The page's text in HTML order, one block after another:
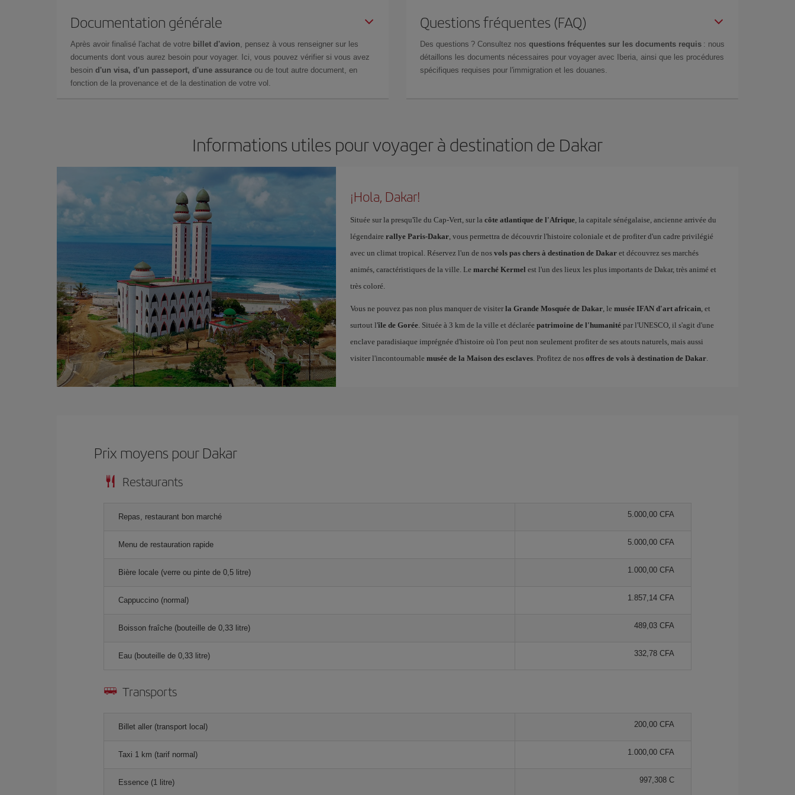
Documentation générale
Après avoir finalisé l'achat de votre billet d'avion, pensez à vous renseigner sur les
documents dont vous aurez besoin pour voyager. Ici, vous pouvez vérifier si vous avez
besoin d'un visa, d'un passeport, d'une assurance ou de tout autre document, en
fonction de la provenance et de la destination de votre vol.
Questions fréquentes (FAQ)
Des questions ? Consultez nos questions fréquentes sur les documents requis : nous
détaillons les documents nécessaires pour voyager avec Iberia, ainsi que les procédures
spécifiques requises pour l'immigration et les douanes.
Informations utiles pour voyager à destination de Dakar
¡Hola, Dakar!
Située sur la presqu'île du Cap-Vert, sur la côte atlantique de l'Afrique, la capitale sénégalaise, ancienne arrivée du
légendaire rallye Paris-Dakar, vous permettra de découvrir l'histoire coloniale et de profiter d'un cadre privilégié
avec un climat tropical. Réservez l'un de nos vols pas chers à destination de Dakaret découvrez ses marchés
animés, caractéristiques de la ville. Le marché Kermel est l'un des lieux les plus importants de Dakar, très animé et
très coloré.
Vous ne pouvez pas non plus manquer de visiter la Grande Mosquée de Dakar, le musée IFAN d'art africain, et
surtout l'île de Gorée. Située à 3 km de la ville et déclarée patrimoine de l'humanitépar l'UNESCO, il s'agit d'une
enclave paradisiaque imprégnée d'histoire où l'on peut non seulement profiter de ses atouts naturels, mais aussi
visiter l'incontournable musée de la Maison des esclaves. Profitez de nos offres de vols à destination de Dakar.
Prix ​​moyens pour Dakar
Restaurants
Repas, restaurant bon marché 5.000,00 CFA
Menu de restauration rapide 5.000,00 CFA
Bière locale (verre ou pinte de 0,5 litre) 1.000,00 CFA
Cappuccino (normal) 1.857,14 CFA
Boisson fraîche (bouteille de 0,33 litre) 489,03 CFA
Eau (bouteille de 0,33 litre) 332,78 CFA
Transports
Billet aller (transport local) 200,00 CFA
Taxi 1 km (tarif normal) 1.000,00 CFA
Essence (1 litre) 997,308 C